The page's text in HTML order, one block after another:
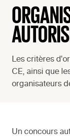
Les critères
CE, ainsi que
organisateurs
Un concours